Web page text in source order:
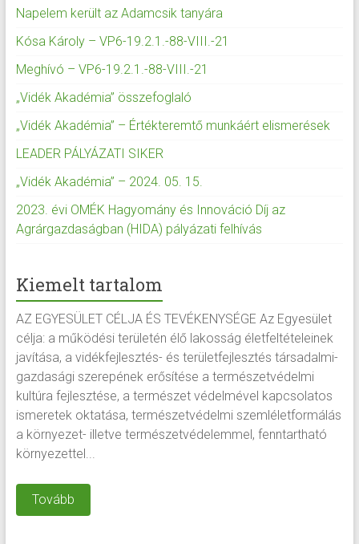
Napelem került az Adamcsik tanyára
Kósa Károly – VP6-19.2.1.-88-VIII.-21
Meghívó – VP6-19.2.1.-88-VIII.-21
„Vidék Akadémia” összefoglaló
„Vidék Akadémia” – Értékteremtő munkáért elismerések
LEADER PÁLYÁZATI SIKER
„Vidék Akadémia” – 2024. 05. 15.
2023. évi OMÉK Hagyomány és Innováció Díj az
Agrárgazdaságban (HIDA) pályázati felhívás
Kiemelt tartalom
AZ EGYESÜLET CÉLJA ÉS TEVÉKENYSÉGE Az Egyesület
célja: a működési területén élő lakosság életfeltételeinek
javítása, a vidékfejlesztés- és területfejlesztés társadalmi-
gazdasági szerepének erősítése a természetvédelmi
kultúra fejlesztése, a természet védelmével kapcsolatos
ismeretek oktatása, természetvédelmi szemléletformálás
a környezet- illetve természetvédelemmel, fenntartható
környezettel...
Tovább